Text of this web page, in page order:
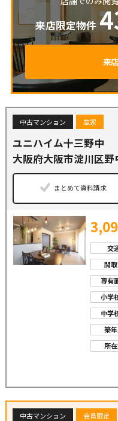
来店限定物件
来
中古マンション 空家
ユニハイム十三野中
大阪府大阪市淀川区
まとめて資料請求
交
間
専有
小学
中学
築
所
中古マンション 会員限定